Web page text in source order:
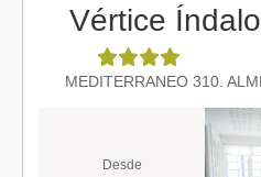
Vértice
MEDITERRANEO 310.
Desde